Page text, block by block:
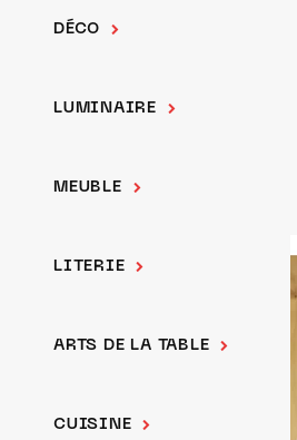
DÉCO
LUMINAIRE
MEUBLE
LITERIE
ARTS DE LA TABLE
CUISINE